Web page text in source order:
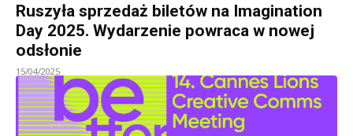
Ruszyła sprzedaż biletów na Imagination
Day 2025. Wydarzenie powraca w nowej
odsłonie
15/04/2025